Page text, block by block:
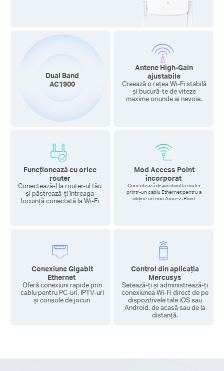
Dual Band
AC1900
Antene High-Gain
ajustabile
Creează o rețea Wi-Fi stabilă
și bucură-te de viteze
maxime oriunde ai nevoie.
Funcționează cu orice
router
Conectează-l la router-ul tău
și păstrează-ți întreaga
locuință conectată la Wi-Fi
Mod Access Point
încorporat
Conectează dispozitivul la router
printr-un cablu Ethernet pentru a
obține un nou Access Point
Conexiune Gigabit
Ethernet
Oferă conexiuni rapide prin
cablu pentru PC-uri, IPTV-uri
și console de jocuri
Control din aplicația
Mercusys
Setează-ți și administrează-ți
conexiunea Wi-Fi direct de pe
dispozitivele tale iOS sau
Android, de acasă sau de la
distanță.